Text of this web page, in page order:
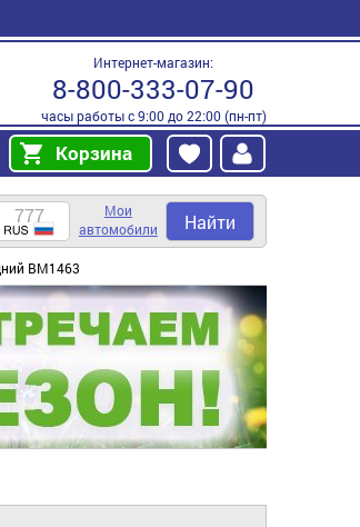
Интернет-магазин:
8-800-333-07-90
часы работы с 9:00 до 22:00 (пн-пт)
Корзина
Мои
автомобили
Найти
BM1463